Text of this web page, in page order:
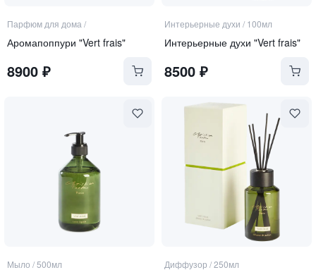
Парфюм для дома /
Аромапоппури "Vert frais"
8900 ₽
Интерьерные духи / 100мл
Интерьерные духи "Vert frais"
8500₽
Мыло /500мл Диффузор /250мл